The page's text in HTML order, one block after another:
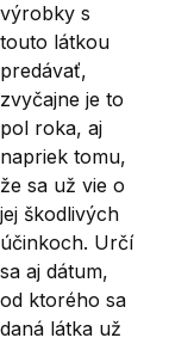
výrobky s
touto látkou
predávať,
zvyčajne je to
pol roka, aj
napriek tomu,
že sa už vie o
jej škodlivých
účinkoch. Určí
sa aj dátum,
od ktorého sa
daná látka už